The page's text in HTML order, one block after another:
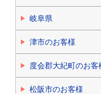
岐阜県
津市のお客様
度会郡大紀町のお客
松阪市のお客様